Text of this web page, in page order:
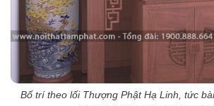
Bố trí theo lối Thượng Phật Hạ Linh, tức